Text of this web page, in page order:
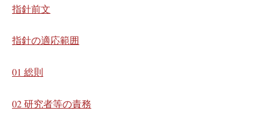
指針前文
指針の適応範囲
01 総則
02 研究者等の責務